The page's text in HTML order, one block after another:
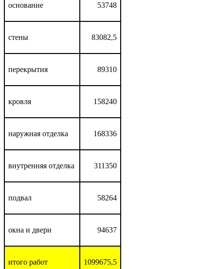
основание 53748
стены 83082,5
перекрытия 89310
кровля 158240
наружная отделка 168336
внутренняя отделка 311350
подвал 58264
окна и двери 94637
итого работ 1099675,5